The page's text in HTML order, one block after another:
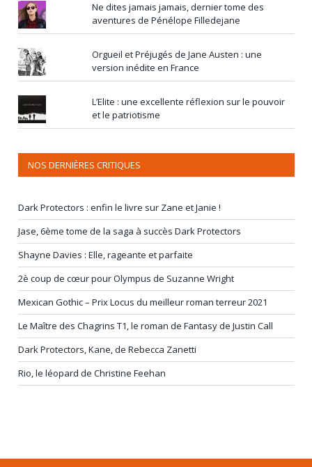
Ne dites jamais jamais, dernier tome des
aventures de Pénélope Filledejane
Orgueil et Préjugés de Jane Austen : une
version inédite en France
L’Elite : une excellente réflexion sur le pouvoir
et le patriotisme
NOS DERNIÈRES CRITIQUES
Dark Protectors : enfin le livre sur Zane et Janie !
Jase, 6ème tome de la saga à succès Dark Protectors
Shayne Davies : Elle, rageante et parfaite
2è coup de cœur pour Olympus de Suzanne Wright
Mexican Gothic – Prix Locus du meilleur roman terreur 2021
Le Maître des Chagrins T1, le roman de Fantasy de Justin Call
Dark Protectors, Kane, de Rebecca Zanetti
Rio, le léopard de Christine Feehan